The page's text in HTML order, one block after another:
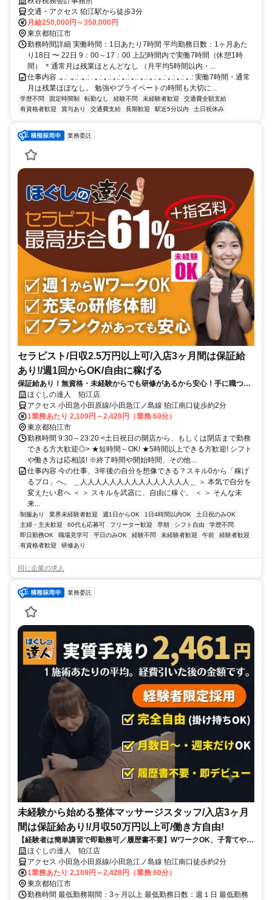
交通・アクセス 狛江駅から徒歩3分
月給250,000円～350,000円
東京都狛江市
勤務時間詳細 実働時間：1日あたり7時間 平均勤務日数：1ヶ月あた
り18日 〜 22日 9：00～17：00 上記時間内で実働7時間（休憩1時
間） ＊通常月は残業ほとんどなし （月平均5時間以内・...
仕事内容 .｡.: .｡.: .｡.: . ｡.: ｡.: ｡.: ｡.: ｡.: ｡.: ｡.: ｡.: ｡.: ｡.: ｡.: 実働7時間・通常
月は残業ほぼなし。 勉強やプライベートの時間も大切に...
学歴不問 固定時間制 転勤なし 経験不問 未経験者歓迎
交通費全額支給
有資格者歓迎
賞与あり 交通費支給 長期歓迎 駅近5分以内 土日祝休み
業務委託
セラピスト/日収2.5万円以上可/入店3ヶ月間は保証給
あり!/週1回からOK/自由に稼げる
保証給あり！無資格・未経験からでも研修があるから安心！手に職つけ
て高収入！
ほぐしの達人 狛江店
アクセス 小田急小田原線/小田急江ノ島線 狛江南口徒歩約2分
1業務あたり 2,109円～2,428円（業務 60分）
東京都狛江市
勤務時間 9:30～23:20 <土日祝日の開店から、もしくは閉店まで勤務
できる方大歓迎◎> ★短時間～OK! ★5時間以上できる方歓迎! シフト
や働き方は応相談! ※終了時間や開始時間、その他...
仕事内容 今の仕事、3年後の自分を想像できる？スキル0から「稼げ
るプロ」へ。 ＿人人人人人人人人人人人人人人人＿ ＞ 本気で自分を
変えたい君へ ＜ ＞ スキルを武器に、自由に稼ぐ。 ＜ ＞ そんな未
来...
制服あり 業界未経験者歓迎 週1日からOK 1日4時間以内OK
土日祝のみOK
主婦・主夫歓迎
60代も応募可 フリーター歓迎 早朝 シフト自由
学歴不問
即日勤務OK
職場見学可 平日のみOK 経験不問 未経験者歓迎 午前
経験者歓迎
有資格者歓迎
研修あり
同じ企業の求人
業務委託
未経験から始める整体マッサージスタッフ/入店3ヶ月
間は保証給あり!/月収50万円以上可/働き方自由!
【経験者は簡単講習で即勤務可／履歴書不要】WワークOK、子育てや介
護、他の仕事をしながら自分に合った働き方をしている方が活躍中
ほぐしの達人 狛江店
アクセス 小田急小田原線/小田急江ノ島線 狛江南口徒歩約2分
1業務あたり 2,109円～2,428円（業務 60分）
東京都狛江市
勤務時間 最低勤務期間：3ヶ月以上 最低勤務日数：週１日 最低勤務